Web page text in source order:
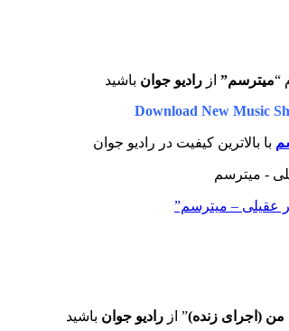
“میترسم” از رادیو جوان باشید
Download New Music
با بالاترین کیفیت در رادیو جوان
عقیلی – میترسم”
(اجرای زنده)” ازرادیو جوان باشید